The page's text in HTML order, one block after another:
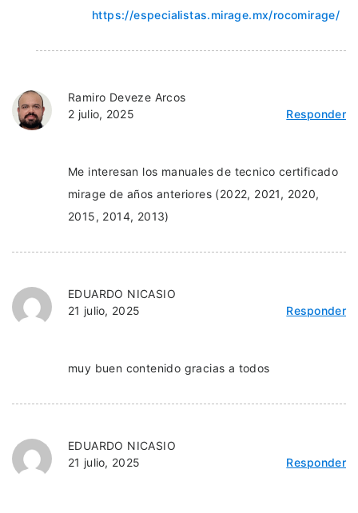
https://especialistas.mirage.mx/rocomirage/
Ramiro Deveze Arcos
2 julio, 2025
Responder
Me interesan los manuales de tecnico certificado
mirage de años anteriores (2022, 2021, 2020,
2015, 2014, 2013)
EDUARDO NICASIO
21 julio, 2025
Responder
muy buen contenido gracias a todos
EDUARDO NICASIO
21 julio, 2025
Responder